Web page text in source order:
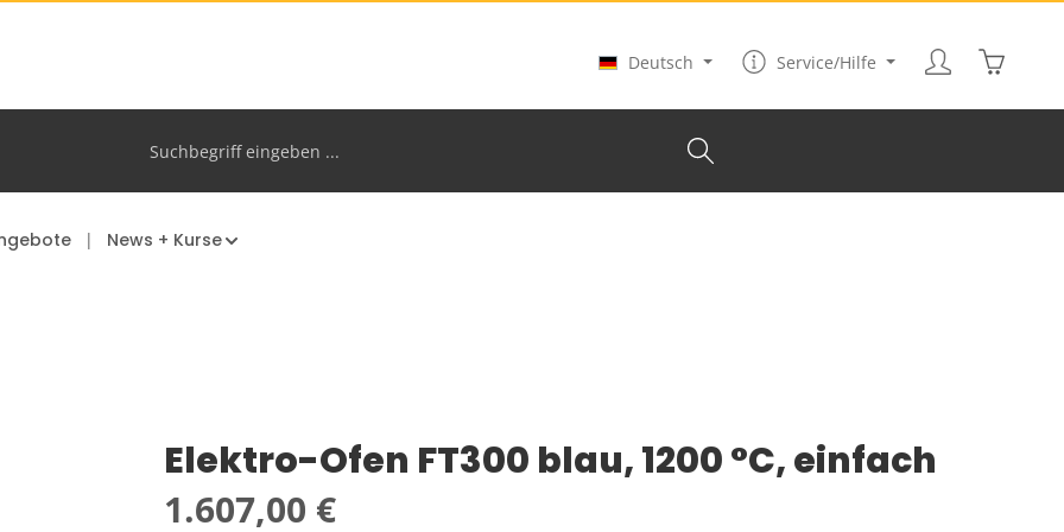
Deutsch
Service/Hilfe
News + Kurse
Elektro-Ofen FT300 blau, 1200 °C, einfach
Regulärer Preis:
1.607,00 €